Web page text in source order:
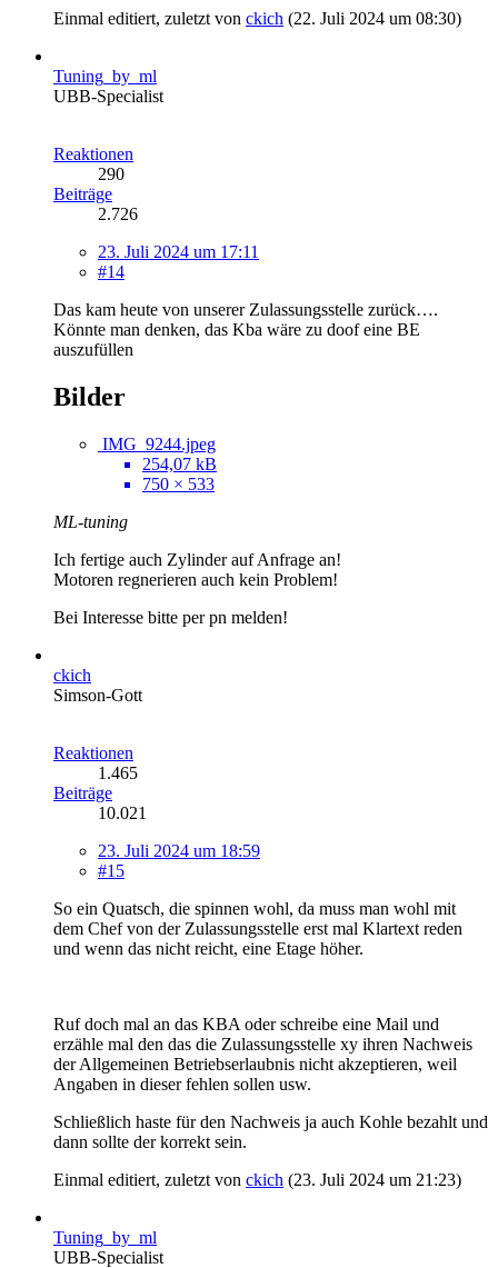
Einmal editiert, zuletzt von ckich (22. Juli 2024 um 08:30)
Tuning_by_ml
UBB-Specialist
Reaktionen
290
Beiträge
2.726
23. Juli 2024 um 17:11
#14
Das kam heute von unserer Zulassungsstelle zurück….
Könnte man denken, das Kba wäre zu doof eine BE
auszufüllen
Bilder
IMG_9244.jpeg
254,07 kB
750 × 533
ML-tuning
Ich fertige auch Zylinder auf Anfrage an!
Motoren regnerieren auch kein Problem!
Bei Interesse bitte per pn melden!
ckich
Simson-Gott
Reaktionen
1.465
Beiträge
10.021
23. Juli 2024 um 18:59
#15
So ein Quatsch, die spinnen wohl, da muss man wohl mit
dem Chef von der Zulassungsstelle erst mal Klartext reden
und wenn das nicht reicht, eine Etage höher.
Ruf doch mal an das KBA oder schreibe eine Mail und
erzähle mal den das die Zulassungsstelle xy ihren Nachweis
der Allgemeinen Betriebserlaubnis nicht akzeptieren, weil
Angaben in dieser fehlen sollen usw.
Schließlich haste für den Nachweis ja auch Kohle bezahlt und
dann sollte der korrekt sein.
Einmal editiert, zuletzt von ckich (23. Juli 2024 um 21:23)
Tuning_by_ml
UBB-Specialist